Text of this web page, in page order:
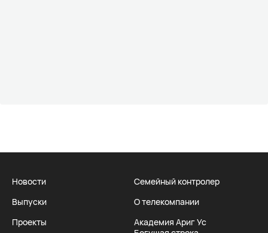
Новости
Выпуски
Проекты
Семейный контролер
О телекомпании
Академия Ариг Ус